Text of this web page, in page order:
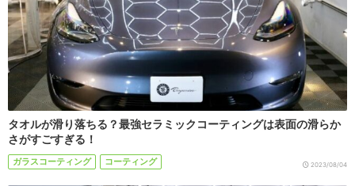
タオルが滑り落ちる？最強セラミックコーティングは表面の滑らか
さがすごすぎる！
ガラスコーティング コーティング 2023/08/04